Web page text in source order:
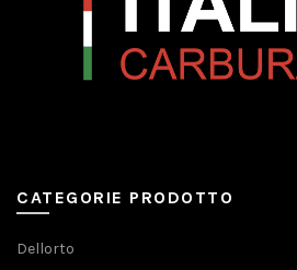
CATEGORIE PRODOTTO
Dellorto